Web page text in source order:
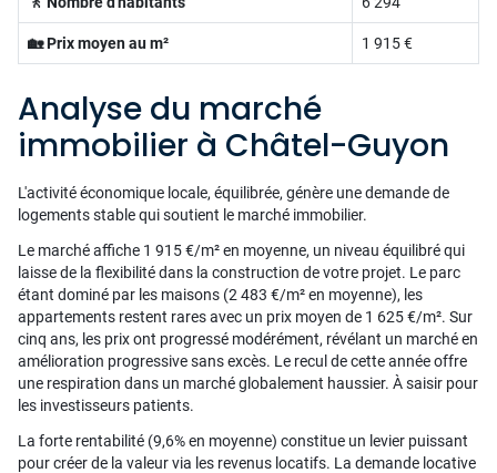
🏡 Prix moyen au m² 1 915 €
Analyse du marché
immobilier à Châtel-Guyon
L'activité économique locale, équilibrée, génère une demande de
logements stable qui soutient le marché immobilier.
Le marché affiche 1 915 €/m² en moyenne, un niveau équilibré qui
laisse de la flexibilité dans la construction de votre projet. Le parc
étant dominé par les maisons (2 483 €/m² en moyenne), les
appartements restent rares avec un prix moyen de 1 625 €/m². Sur
cinq ans, les prix ont progressé modérément, révélant un marché en
amélioration progressive sans excès. Le recul de cette année offre
une respiration dans un marché globalement haussier. À saisir pour
les investisseurs patients.
La forte rentabilité (9,6% en moyenne) constitue un levier puissant
pour créer de la valeur via les revenus locatifs. La demande locative